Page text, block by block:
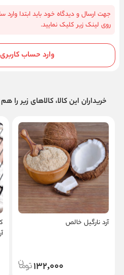
جهت ارسال و دیدگاه خود باید ابتدا
روی لینک زیر کلیک نمایید.
وارد حساب
خریداران این کالا، کالاهای زیر را
آرد نارگیل خالص
132,000